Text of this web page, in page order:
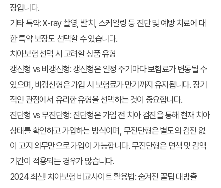
장입니다.
기타 특약:X-ray 촬영, 발치, 스케일링 등 진단 및 예방 치료에 대
한 특약 보장도 선택할 수 있습니다.
치아보험 선택 시 고려할 상품 유형
갱신형 vs 비갱신형:갱신형은 일정 주기마다 보험료가 변동될 수
있으며, 비갱신형은 가입 시 보험료가 만기까지 유지됩니다. 장기
적인 관점에서 유리한 유형을 선택하는 것이 중요합니다.
진단형 vs 무진단형: 진단형은 가입 전 치아 검진을 통해 현재 치아
상태를 확인하고 가입하는 방식이며, 무진단형은 별도의 검진 없
이 고지 의무만으로 가입이 가능합니다. 무진단형은 면책 및 감액
기간이 적용되는 경우가 많습니다.
2024 최신! 치아보험 비교사이트 활용법: 숨겨진 꿀팁 대방출